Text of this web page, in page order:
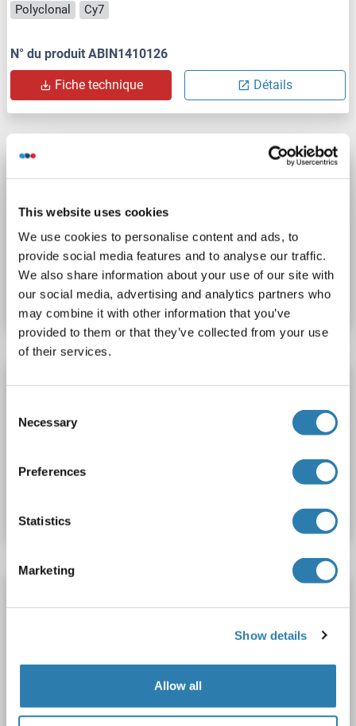
This website uses cookies
We use cookies to personalise content and ads, to
provide social media features and to analyse our traffic.
We also share information about your use of our site with
our social media, advertising and analytics partners who
may combine it with other information that you’ve
provided to them or that they’ve collected from your use
of their services.
Selection
Necessary
Preferences
Statistics
Marketing
Show details
Allow all
Polyclonal
Cy7
N° du produit ABIN1410126
Fiche technique Détails
Polyclonal
Cy5.5
N° du produit ABIN1410125
Fiche technique Détails
SOX8 anticorps (AA 101-200) (Cy5)
Hôte: Lapin
Polyclonal
N° du produit ABIN1410124
N° du produit ABIN1410123
Fiche technique Détails